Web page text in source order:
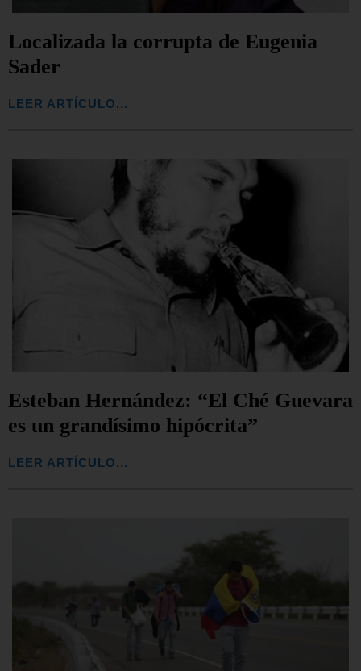
Localizada la corrupta de Eugenia
Sader
LEER ARTÍCULO...
Esteban Hernández: “El Ché Guevara
es un grandísimo hipócrita”
LEER ARTÍCULO...